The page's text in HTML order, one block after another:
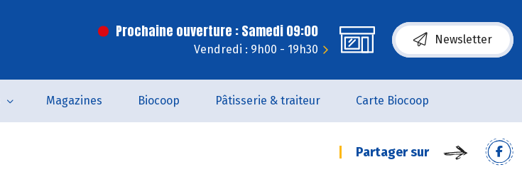
Prochaine ouverture : Samedi 09:00
Vendredi : 9h00 - 19h30
Newsletter
Magazines Biocoop Pâtisserie & traiteur Carte Biocoop
Partager sur